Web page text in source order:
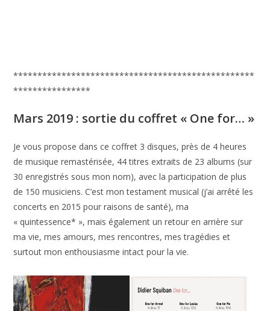
**************************************************
****************
Mars 2019 : sortie du coffret « One for… »
Je vous propose dans ce coffret 3 disques, près de 4 heures
de musique remastérisée, 44 titres extraits de 23 albums (sur
30 enregistrés sous mon nom), avec la participation de plus
de 150 musiciens. C’est mon testament musical (j’ai arrêté les
concerts en 2015 pour raisons de santé), ma
« quintessence* », mais également un retour en arrière sur
ma vie, mes amours, mes rencontres, mes tragédies et
surtout mon enthousiasme intact pour la vie.